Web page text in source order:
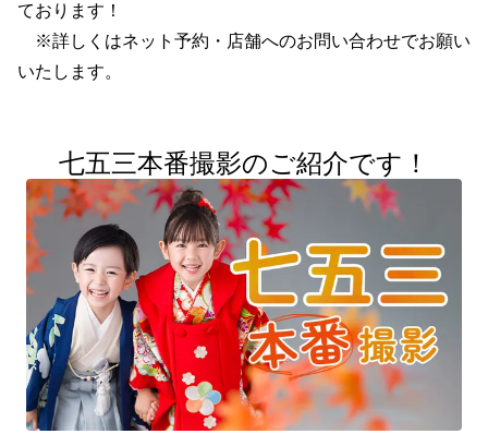
ております！
※詳しくはネット予約・店舗へのお問い合わせでお願い
いたします。
七五三本番撮影のご紹介です！